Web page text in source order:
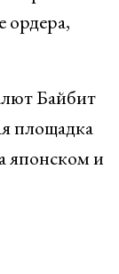
ордера,
Байбит
площадка
японском и